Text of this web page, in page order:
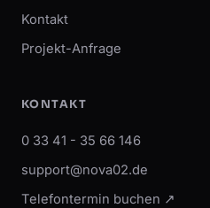
Kontakt
Projekt-Anfrage
KONTAKT
0 33 41 - 35 66 146
support@nova02.de
Telefontermin buchen ↗